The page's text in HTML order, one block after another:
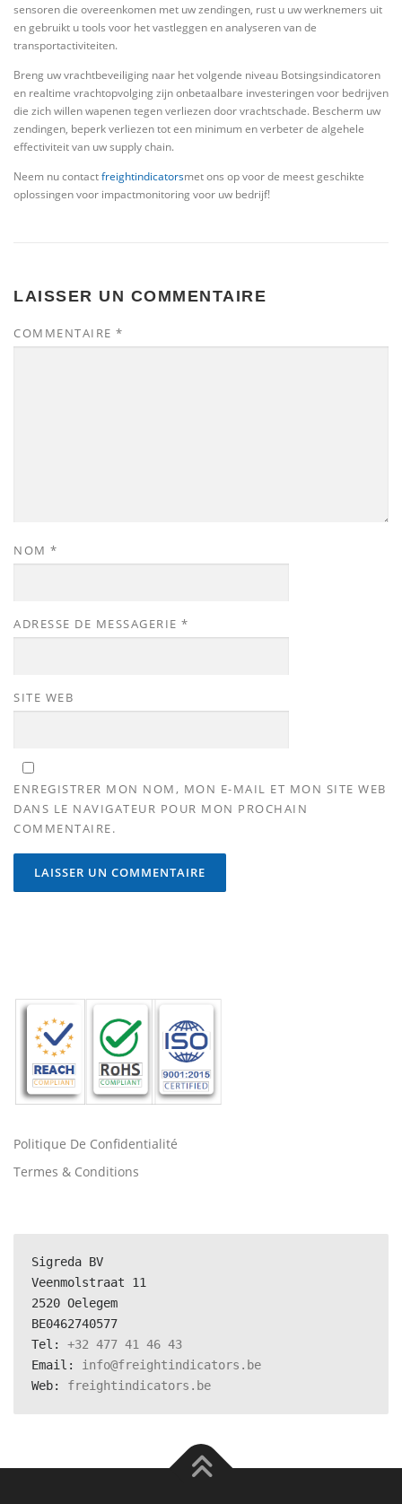
sensoren die overeenkomen met uw zendingen, rust u uw werknemers uit
en gebruikt u tools voor het vastleggen en analyseren van de
transportactiviteiten.
Breng uw vrachtbeveiliging naar het volgende niveau Botsingsindicatoren
en realtime vrachtopvolging zijn onbetaalbare investeringen voor bedrijven
die zich willen wapenen tegen verliezen door vrachtschade. Bescherm uw
zendingen, beperk verliezen tot een minimum en verbeter de algehele
effectiviteit van uw supply chain.
Neem nu contactfreightindicatorsmet ons op voor de meest geschikte
oplossingen voor impactmonitoring voor uw bedrijf!
LAISSER UN COMMENTAIRE
COMMENTAIRE *
NOM *
ADRESSE DE MESSAGERIE *
SITE WEB
ENREGISTRER MON NOM, MON E-MAIL ET MON SITE WEB
DANS LE NAVIGATEUR POUR MON PROCHAIN
COMMENTAIRE.
Politique De Confidentialité
Termes & Conditions
Sigreda BV
Veenmolstraat 11
2520 Oelegem
BE0462740577
Tel: +32 477 41 46 43
Email: info@freightindicators.be
Web: freightindicators.be